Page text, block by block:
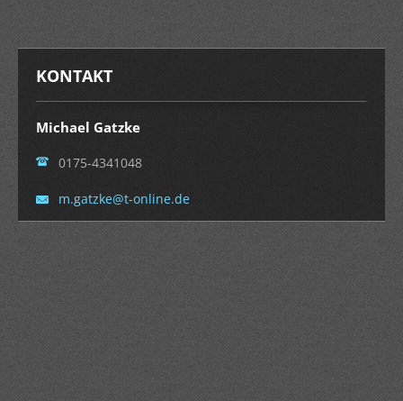
KONTAKT
Michael Gatzke
0175-4341048
m.gatzke@t-online.de